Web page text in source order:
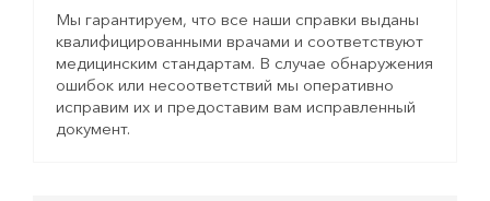
Мы гарантируем, что все наши справки выданы
квалифицированными врачами и соответствуют
медицинским стандартам. В случае обнаружения
ошибок или несоответствий мы оперативно
исправим их и предоставим вам исправленный
документ.